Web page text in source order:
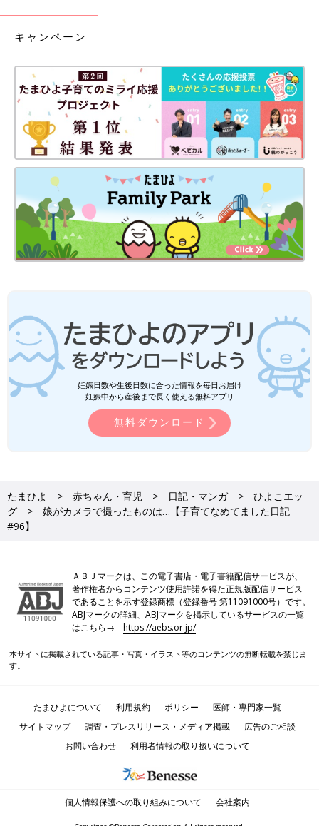
キャンペーン
妊娠日数や生後日数に合った情報を毎日お届け
妊娠中から産後まで長く使える無料アプリ
無料ダウンロード
たまひよ 赤ちゃん・育児 日記・マンガ
ひよこエッ
グ
娘がカメラで撮ったものは…【子育てなめてました日記
#96】
ＡＢＪマークは、この電子書店・電子書籍配信サービスが、
著作権者からコンテンツ使用許諾を得た正規版配信サービス
であることを示す登録商標（登録番号 第11091000号）です。
ABJマークの詳細、ABJマークを掲示しているサービスの一覧
はこちら→https://aebs.or.jp/
本サイトに掲載されている記事・写真・イラスト等のコンテンツの無断転載を禁じま
す。
たまひよについて 利用規約 ポリシー
医師・専門家一覧
サイトマップ
調査・プレスリリース・メディア掲載
広告のご相談
お問い合わせ
利用者情報の取り扱いについて
個人情報保護への取り組みについて 会社案内